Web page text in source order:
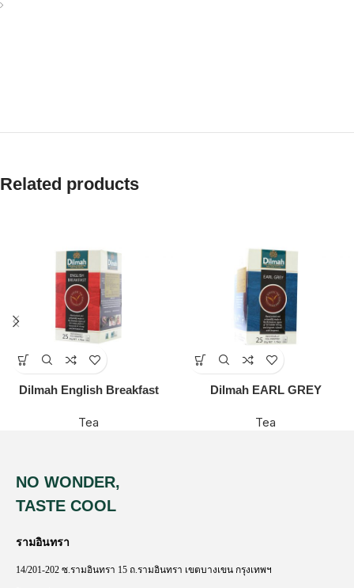
Related products
Dilmah English Breakfast
Tea
Dilmah EARL GREY
Tea
NO WONDER,
TASTE COOL
รามอินทรา
14/201-202 ซ.รามอินทรา 15 ถ.รามอินทรา เขตบางเขน กรุงเทพฯ